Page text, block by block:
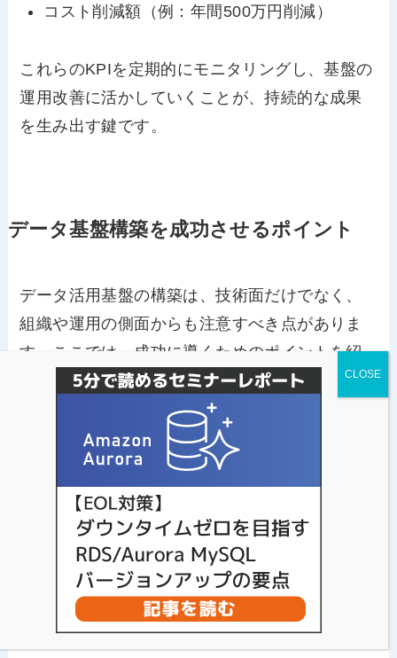
コスト削減額（例：年間500万円削減）
これらのKPIを定期的にモニタリングし、基盤の
運用改善に活かしていくことが、持続的な成果
を生み出す鍵です。
データ基盤構築を成功させるポイント
データ活用基盤の構築は、技術面だけでなく、
組織や運用の側面からも注意すべき点がありま
す。ここでは、成功に導くためのポイントを紹
介します。
導入目的の明確化とスモールスタート
基盤構築の第一歩は、 導入目的を明確にするこ
です。何のためにデータを活用するのか、ど
の業務課題を解決したいのかをはっきりさせな
いと、過剰なシステムを構築してしまったり、
使われない基盤になったりします。